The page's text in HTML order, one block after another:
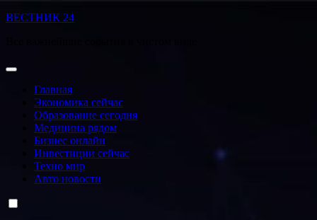
Перейти
ВЕСТНИК 24
Главная
Экономика сейчас
Образование сегодня
Медицина рядом
Бизнес онлайн
Инвестиции сейчас
Техно мир
Авто новости